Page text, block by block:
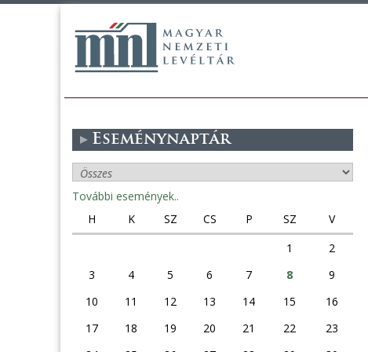
Eseménynaptár
További események..
H
K SZ CS P SZ
V
1
2
3
4 5 6 7 8
9
10
11 12 13 14 15
16
17
18 19 20 21 22
23